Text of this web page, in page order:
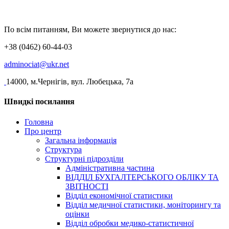
По всім питанням, Ви можете звернутися до нас:
+38 (0462) 60-44-03
adminociat@ukr.net
14000, м.Чернігів, вул. Любецька, 7а
Швидкі посилання
Головна
Про центр
Загальна інформація
Структура
Структурні підрозділи
Адміністративна частина
ВІДДІЛ БУХГАЛТЕРСЬКОГО ОБЛІКУ ТА
ЗВІТНОСТІ
Відділ економічної статистики
Відділ медичної статистики, моніторингу та
оцінки
Відділ обробки медико-статистичної